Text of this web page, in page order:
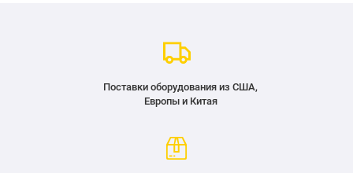
Поставки оборудования из США,
Европы и Китая